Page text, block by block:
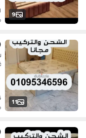
9
11
6